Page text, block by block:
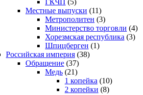
Местные выпуски (11)
Метрополитен (3)
Министерство торговли (4)
Хорезмская республика (3)
Шпицберген (1)
Российская империя (38)
Обращение (37)
Медь (21)
1 копейка (10)
2 копейки (8)